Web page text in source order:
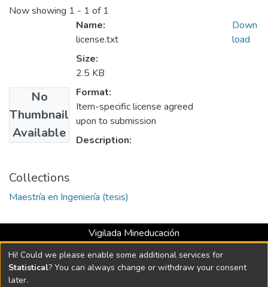
Now showing 1 - 1 of 1
No
Thumbnail
Available
Name:
license.txt
Size:
2.5 KB
Format:
Item-specific license agreed
upon to submission
Description:
Down
load
Collections
Maestría en Ingeniería (tesis)
Vigilada Mineducación
Universidad con Acreditación Institucional hasta 2026 -
Resolución MEN 2158 de 2018
Hi! Could we please enable some additional services for
Statistical? You can always change or withdraw your consent
later.